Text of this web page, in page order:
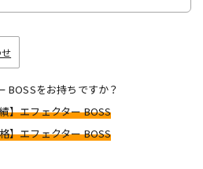
BOSSをお持ちですか？
】エフェクター BOSS
】エフェクター BOSS